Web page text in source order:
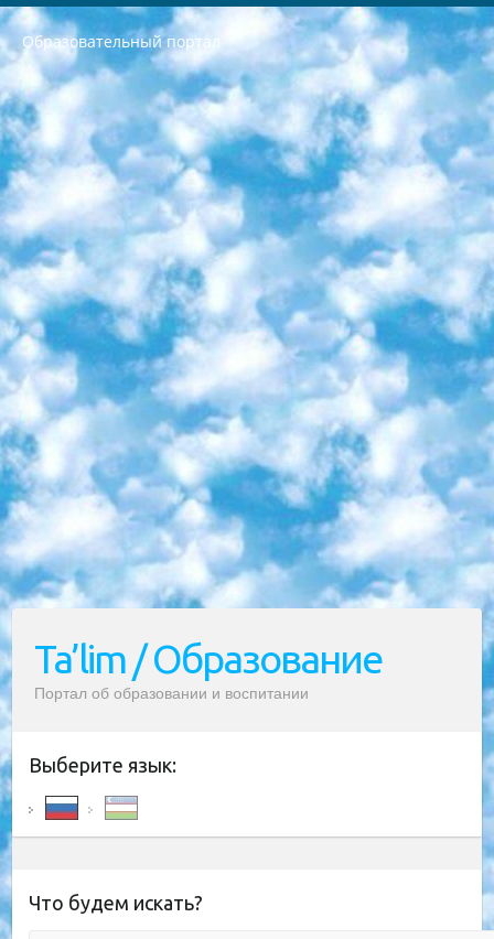
Образовательный портал
РЕСПУБЛИКА УЗБЕКИСТАН МИНИСТРЕРСТВО ДОШКОЛЬНОГО И ШКОЛЬНОГО ОБРАЗОВАНИЯ КОМАНДА в общеобразовательных учреждениях в 2023-2024 учебном году организация и проведение итоговой государственной аттестации обучающихся о Министра дошкольного и школьного образования Республики Узбекистан от 4 марта 2008 года (постановлением Минюста от 20 марта 2008 года № 1778 государственной регистрации) «Итоговое состояние учащихся общего среднего образования на основании положения об утверждении положения об аттестации общего среднего образования выпускной экзамен студентов в образовательных учреждениях в 2023-2024 учебном году В целях организации и прохождения аттестации приказываю: 1. Следующее: перечень предметов, по которым будет проводиться итоговая государственная аттестация и экзамен формы перевода согласно приложению 1; сертификаты международного образца, оценивающие уровень владения иностранными языками перечень согласно приложению 2; 2. Педагогический при специализированных образовательных учреждениях. научно-практический центр квалификации и международной оценки (Д.Давидова) 2024 г. До 25 марта: задания по предметам, по которым будет проводиться итоговая аттестация разработка и утверждение технических условий; итоговая аттестация на основании разработанного предметного задания разработка вопросов по предметам (устно и письменно), экзамен передача; общеобразовательные средние школы и специальные учебные заведения учащиеся выпускных классов школ и интернатов в агентской системе подготовка базы данных экзаменационных материалов и критериев оценки; перевод базы экзаменационных материалов на все языки обучения подать в Республиканский образовательный центр для изготовления; варианты экзаменов на основе разработанных контрольных материалов пусть будут поставлены задачи формирования. 3. Республиканский образовательный центр (Ш.Худайкулов) до 5 апреля 2024 года. до: база данных предоставленных экзаменационных материалов на все языки обучения перевод и экспертиза; для слепых, слабовидящих, глухих, слабослышащих и умственно отсталых детей учащиеся выпускных классов специализированных школ и школ-интернатов база данных экзаменационных материалов на всех преподаваемых языках подготовка критериев оценки; специализированные школы для умственно отсталых детей и технологии для учащихся выпускных классов школ-интернатов разработка соответствующих рекомендаций и критериев проведения ЕГЭ по естествознанию давать задания. 4. Педагогический при специализированных образовательных учреждениях. Научно-практический центр навыков и международной оценки (Д.Давидова), Республика образовательный центр (Худайкулов Ш.) итоговый государственный аттестационный экзамен ориентирован на творческое и логическое мышление при подготовке базы материалов учитывать введение заданий. 5. Следует отметить, что: сертификат государственного образца о знании общеобразовательного предмета и как минимум национальный уровень B1 по предметам на иностранных языках, указанным в Приложении 2. или международно признанный сертификат эквивалентного уровня студенты, изучающие определенный предмет, освобождаются от экзамена; по соответствующим предметам запланирована итоговая государственная аттестация за день до дня, путем жеребьевки Рабочей группой (в письменной форме по предметам, проводимым в форме) из числа сформированных вариантов выбрано 2 варианта; 2 выбранных варианта экзамена анонсированы на официальном сайте министерства и все выпускники по всей стране на основе этих вариантов проводит итоговую государственную аттестацию. 6. Государственное образование учащихся средних общеобразовательных учреждений. знания в соответствии с квалификационными требованиями, которые необходимо приобрести на основании стандартов итоговый (выпускной) контроль для 9 и 11 классов в целях тестирования Экзамены (далее – экзамены) состоят из предметов, перечисленных в приложении 1. будет сделано. 7. Экзамены пройдут с 26 мая по 15 июня 2024 г. (кроме науки физического воспитания). 8. Физическая для учащихся 9 классов общесредних образовательных учреждений. Экзамены по предмету «Образование, квалификация медицина» 1-6 мая 2024 года. сотрудники перевести под присмотр (с отклонениями в физическом или умственном развитии) специализированная школа для детей, школы-интернаты и со сколиозом школы-интернаты санаторного типа для больных детей исключены). 9. Он был слепым, слабовидящим и имел нарушения опорно-двигательного аппарата. экзамены в специализированных школах и интернатах для детей должны проводиться исходя из требований, предъявляемых к общеобразовательным учреждениям (физкультура кроме науки). 10. Специализированная школа для глухих и слабослышащих детей. и экзамены в интернатах и быть реализован в виде письменного теста по математике. 11. Специальность для умственно отсталых детей. Для 9 класса Родной язык и литературное письмо Государственный язык (язык обучения – узбекский). для неклассов) написано Математическое письмо Письменная/устная история Узбекистана Физическое воспитание практично Итоговый контроль Для 11 класса Написание родного языка и литературы (эссе) Математическое письмо Узбекский язык (обучение на узбекском языке) не посещающее общее среднее образование для учреждений)/Образовательное учреждение выбор письменный и устный Иностранный язык письменный/устный Письменная/устная история Узбекистана *По выбору студента:  Химия  Физика  Основы государственного права  География 10 бесплатных образовательных ресурсов - Мы составили подборку онлайн-проектов с интерактивными упражнениями, видеолекциями и статьями. Они помогут вам обрести новые и освежить старые знания бесплатно. 1. «ИНТУИТ» Старейшая образовательная площадка Рунета. Здесь вы найдёте сотни текстовых и видеокурсов на десятки различных тем — от программирования до психологии. Многие курсы подготовлены российскими университетами и крупными международными компаниями вроде Intel и Microsoft. Самостоятельное обучение бесплатное, но желающие могут оплатить услуги персональных наставников. 2. «Смартия» знакомит с актуальными профессиями и подсказывает, как им обучаться. Выбрав заинтересовавшую вас специальность — SMM-специалист, фотограф, веб-дизайнер или другую, — увидите список необходимых для неё умений. Чтобы вы могли освоить их самостоятельно, для каждого умения площадка отображает подборку ссылок на учебные материалы. Хотя «Смартия» ориентируется на русскоязычную аудиторию, часть контента всё же доступна только на английском. 3. «Лекторий Физтеха» Проект Московского физико-технического института (Физтеха). С его помощью вы можете смотреть онлайн серии лекций, записанные на видео в этом вузе. В числе доступных предметов — физика, биология, химия, информационные технологии и другие. К некоторым лекциям администрация ресурса прилагает готовые конспекты, которые можно скачивать в PDF-формате. 4. ITMOcourses Онлайн-площадка Санкт-Петербургского национального исследовательского университета информационных технологий, механики и оптики (ИТМО). Ресурс предоставляет свободный доступ к курсам, разработанным в этом вузе. Каталог материалов разбит на четыре категории: «Оптические системы и технологии», «Приборостроение и робототехника», «Информационные технологии» и «Биотехнологии». Курсы состоят из видеолекций, интерактивных демонстраций и заданий. 5. «КиберЛенинка» Электронная научная библиотека открытого доступа. Каталог площадки регулярно обрастает текстами статей из различных научных изданий. Сгруппированные по журналам и рубрикам публикации можно читать онлайн или скачивать целиком в PDF-формате. Проект нацелен на популяризацию науки за счёт открытого доступа к качественной информации. 6. «ПостНаука» На этом ресурсе публикуют подборки видеолекций, составленные экспертами из разных отраслей и объединённые общими темами. Среди них, к примеру, есть серии «Биоинформатика и геномика», «Культура средневековой Скандинавии» и Cinema Studies о теории кино. Каждая подборка лекций — логически связанная история, рассказанная экспертом от первого лица. Кроме того, на сайте появляются научно-образовательные статьи и тесты на разные темы. 7. «Newочём» Команда проекта «Newочём» отбирает самые интересные тексты из англоязычных СМИ и переводит те из них, за которые голосуют участники сообщества «ВКонтакте». По большей части это научно-популярные статьи. Редакторы придумывают лишь заголовки, в остальном содержание переводов соответствует оригиналам. Полные тексты можно читать прямо в социальной сети. 8. InternetUrok Онлайн-база материалов по основным дисциплинам школьной программы. Информация на сайте структурирована по классам, предметам и темам (урокам). Каждый урок состоит из видеолекций и конспектов. Есть также интерактивные тренажёры и тесты для закрепления пройденного материала. Даже если вы давно окончили школу, возможность повторить программу старших классов всегда может пригодиться. 9. Edutainme Ещё один ресурс об образовании. В отличие от Newtonew, как мне кажется, Edutainme больше ориентируется на представителей индустрии: педагогов, предпринимателей, разработчиков образовательных проектов. Но и любой, кто просто стремится к саморазвитию, найдёт на сайте много полезного и интересного для себя. Например, информацию о новых курсах и образовательных сервисах. 10. Newtonew Онлайн-медиа об образовании и обучении в широком смысле. Авторы Newtonew пишут об инструментах, заведениях, тактиках и стратегиях, которые помогают учить других и получать новые знания самостоятельно. На этой площадке вы найдёте новости, обзоры, аналитические мат
Ta’lim / Образование
Портал об образовании и воспитании
Выберите язык:
Что будем искать?